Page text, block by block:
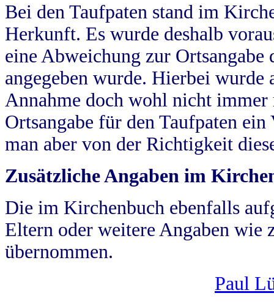
Bei den Taufpaten stand im
Herkunft. Es wurde deshalb
eine Abweichung zur
angegeben wurde. Hierbei wurde
Annahme doch wohl nicht
Ortsangabe für den Taufpaten
man aber von der Richtigkeit
Zusätzliche Angaben im
Die im Kirchenbuch ebenfalls
Eltern oder weitere Angaben wie
übernommen.
Paul